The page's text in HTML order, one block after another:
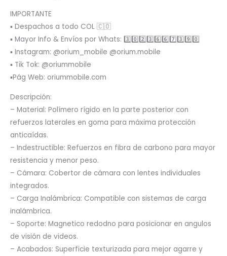
IMPORTANTE
▪️ Despachos a todo COL 🇨🇴
▪️ Mayor Info & Envíos por Whats: 3️⃣0️⃣2️⃣3️⃣6️⃣6️⃣7️⃣3️⃣9️⃣0️⃣
▪️ Instagram: @orium_mobile @orium.mobile
▪️ Tik Tok: @oriummobile
▪️Pág Web: oriummobile.com
Descripción:
– Material: Polímero rígido en la parte posterior con
refuerzos laterales en goma para máxima protección
anticaídas.
– Indestructible: Refuerzos en fibra de carbono para mayor
resistencia y menor peso.
– Cámara: Cobertor de cámara con lentes individuales
integrados.
– Carga Inalámbrica: Compatible con sistemas de carga
inalámbrica.
– Soporte: Magnetico redodno para posicionar en angulos
de visión de videos.
– Acabados: Superficie texturizada para mejor agarre y